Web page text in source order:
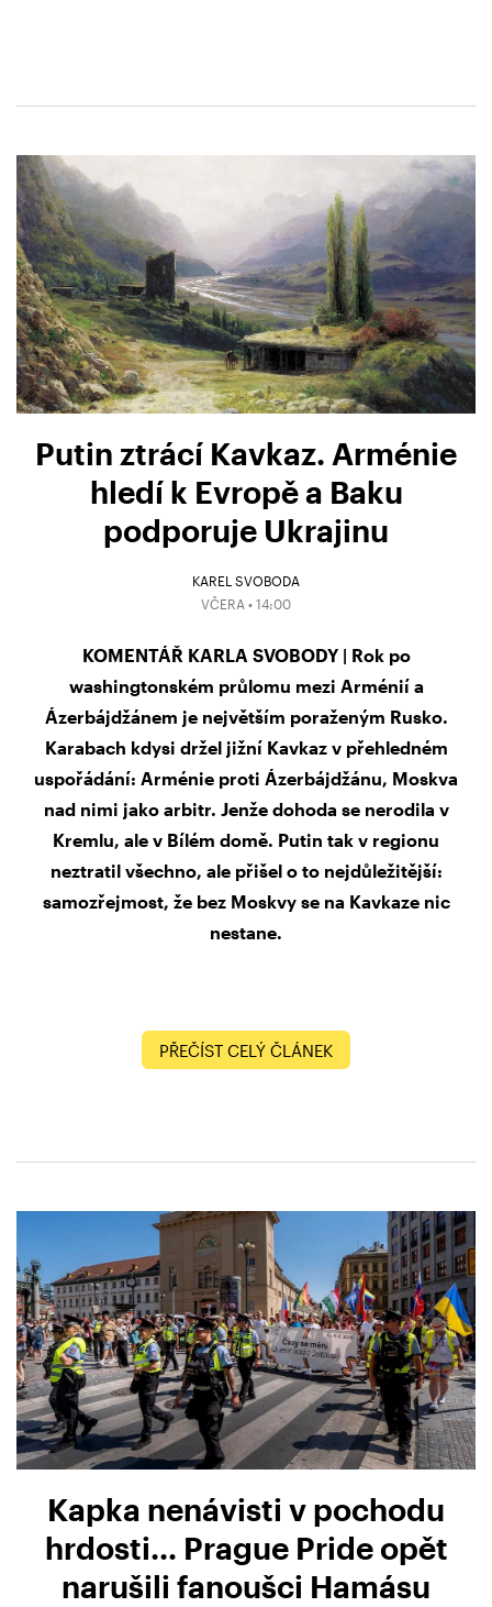
Putin ztrácí Kavkaz. Arménie
hledí k Evropě a Baku
podporuje Ukrajinu
KAREL SVOBODA
VČERA • 14:00
KOMENTÁŘ KARLA SVOBODY | Rok po
washingtonském průlomu mezi Arménií a
Ázerbájdžánem je největším poraženým Rusko.
Karabach kdysi držel jižní Kavkaz v přehledném
uspořádání: Arménie proti Ázerbájdžánu, Moskva
nad nimi jako arbitr. Jenže dohoda se nerodila v
Kremlu, ale v Bílém domě. Putin tak v regionu
neztratil všechno, ale přišel o to nejdůležitější:
samozřejmost, že bez Moskvy se na Kavkaze nic
nestane.
PŘEČÍST CELÝ ČLÁNEK
Kapka nenávisti v pochodu
hrdosti… Prague Pride opět
narušili fanoušci Hamásu